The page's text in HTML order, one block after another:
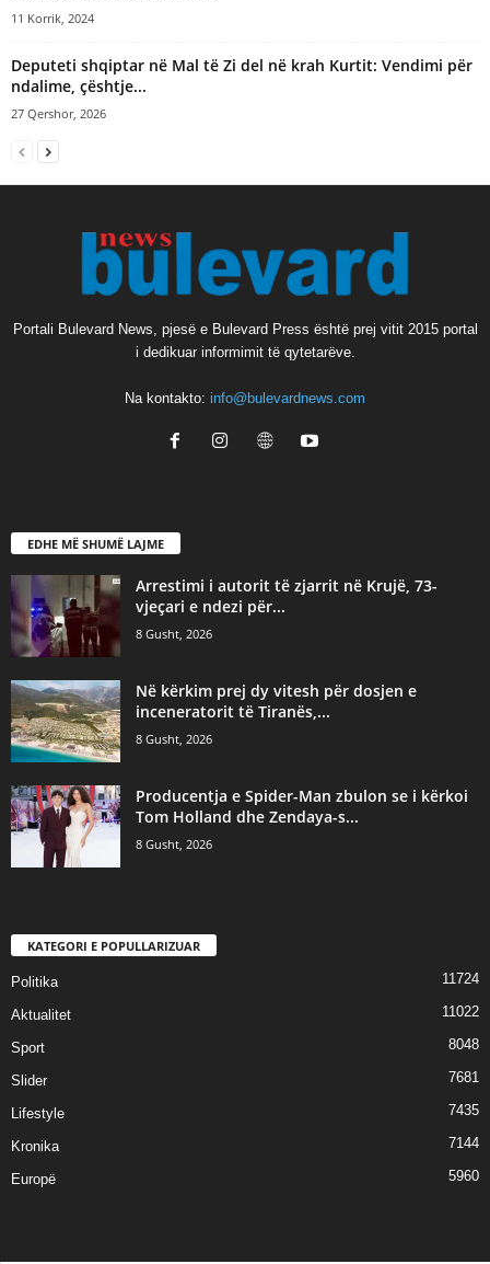
11 Korrik, 2024
Deputeti shqiptar në Mal të Zi del në krah Kurtit: Vendimi për
ndalime, çështje...
27 Qershor, 2026
Portali Bulevard News, pjesë e Bulevard Press është prej vitit 2015 portal
i dedikuar informimit të qytetarëve.
Na kontakto: info@bulevardnews.com
EDHE MË SHUMË LAJME
Arrestimi i autorit të zjarrit në Krujë, 73-
vjeçari e ndezi për...
8 Gusht, 2026
Në kërkim prej dy vitesh për dosjen e
inceneratorit të Tiranës,...
8 Gusht, 2026
Producentja e Spider-Man zbulon se i kërkoi
Tom Holland dhe Zendaya-s...
8 Gusht, 2026
KATEGORI E POPULLARIZUAR
Politika 11724
Aktualitet 11022
Sport 8048
Slider 7681
Lifestyle 7435
Kronika 7144
Europë 5960